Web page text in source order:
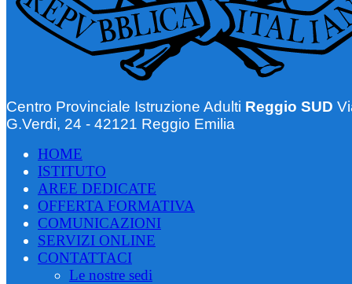
Centro Provinciale Istruzione Adulti Reggio SUD
G.Verdi, 24 - 42121 Reggio Emilia
HOME
ISTITUTO
AREE DEDICATE
OFFERTA FORMATIVA
COMUNICAZIONI
SERVIZI ONLINE
CONTATTACI
Le nostre sedi